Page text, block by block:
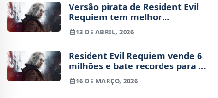
Versão pirata de Resident Evil
Requiem tem melhor
desempenho por falta de
Denuvo
13 DE ABRIL, 2026
Resident Evil Requiem vende 6
milhões e bate recordes para a
Capcom
16 DE MARÇO, 2026